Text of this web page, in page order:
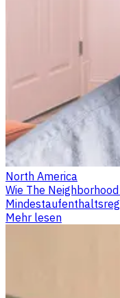
North America
Wie The
Mehr lesen